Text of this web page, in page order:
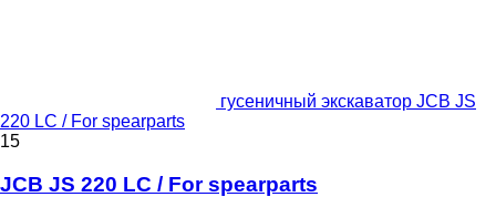
гусеничный экскаватор JCB JS
220 LC / For spearparts
15
JCB JS 220 LC / For spearparts